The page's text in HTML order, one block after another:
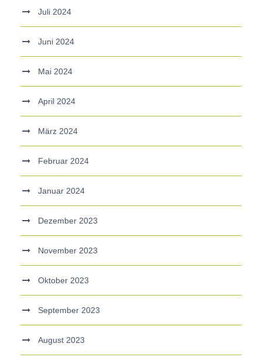
Juli 2024
Juni 2024
Mai 2024
April 2024
März 2024
Februar 2024
Januar 2024
Dezember 2023
November 2023
Oktober 2023
September 2023
August 2023